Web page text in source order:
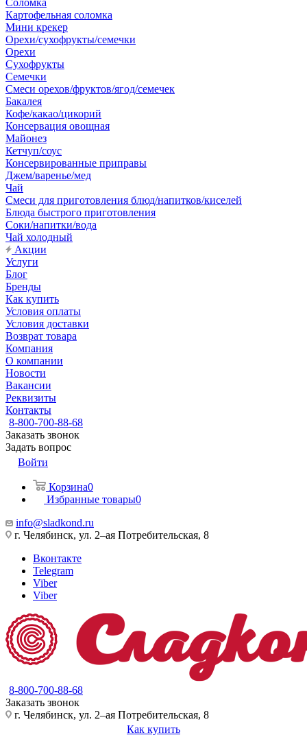
Соломка
Картофельная соломка
Мини крекер
Орехи/сухофрукты/семечки
Орехи
Сухофрукты
Семечки
Смеси орехов/фруктов/ягод/семечек
Бакалея
Кофе/какао/цикорий
Консервация овощная
Майонез
Кетчуп/соус
Консервированные приправы
Джем/варенье/мед
Чай
Смеси для приготовления блюд/напитков/киселей
Блюда быстрого приготовления
Соки/напитки/вода
Чай холодный
Акции
Услуги
Блог
Бренды
Как купить
Условия оплаты
Условия доставки
Возврат товара
Компания
О компании
Новости
Вакансии
Реквизиты
Контакты
8-800-700-88-68
Заказать звонок
Задать вопрос
Войти
Корзина0
Избранные товары0
info@sladkond.ru
г. Челябинск, ул. 2–ая Потребительская, 8
Вконтакте
Telegram
Viber
Viber
8-800-700-88-68
Заказать звонок
г. Челябинск, ул. 2–ая Потребительская, 8
Как купить